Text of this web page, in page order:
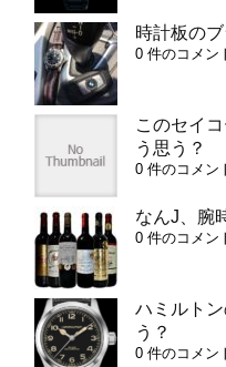
時計板の
0 件のコメン
このセイ
う思う？
0 件のコメン
なんJ、腕
0 件のコメン
ハミルト
う？
0 件のコメン